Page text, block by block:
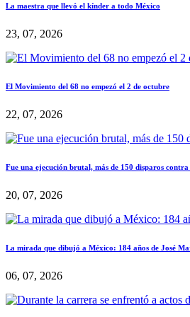
La maestra que llevó el kínder a todo México
23, 07, 2026
El Movimiento del 68 no empezó el 2 de octubre
22, 07, 2026
Fue una ejecución brutal, más de 150 disparos
20, 07, 2026
La mirada que dibujó a México: 184 años de José
06, 07, 2026